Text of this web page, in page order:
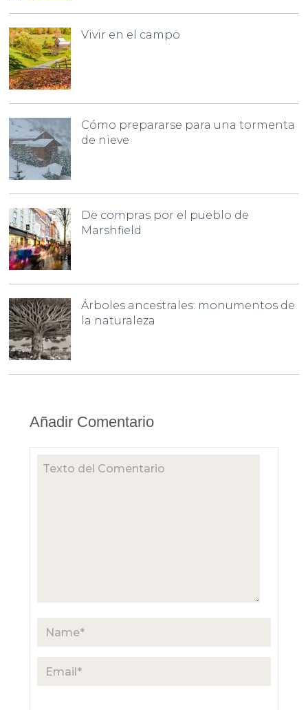
Vivir en el campo
Cómo prepararse para una tormenta
de nieve
De compras por el pueblo de
Marshfield
Árboles ancestrales: monumentos de
la naturaleza
Añadir Comentario